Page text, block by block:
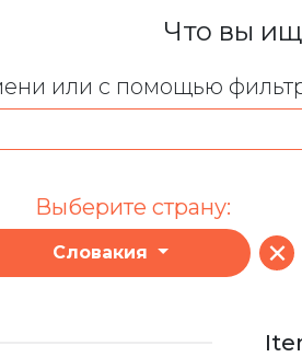
Что вы
или с помощью
Выберите страну:
Словакия